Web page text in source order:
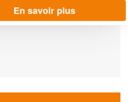
En savoir plus